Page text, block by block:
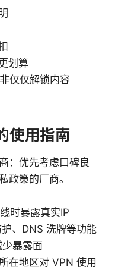
划算
仅仅解锁内容
使用指南
：优先考虑口碑良
政策的厂商。
时暴露真实IP
、DNS 洗牌等功能
暴露面
在地区对 VPN 使用